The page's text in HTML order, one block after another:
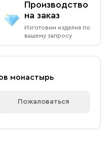
Производство
на заказ
Изготовим изделия по
вашему запросу
монастырь
Пожаловаться